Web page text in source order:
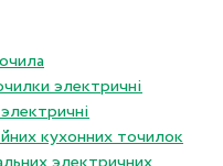
электричнi
кухонних точилок